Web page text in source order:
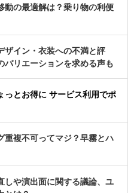
動の最適解は？乗り物の利便
ザイン・衣装への不満と評
リエーションを求める声も
っとお得に サービス利用でポ
重複不可ってマジ？早霧とハ
しや演出面に関する議論、ユ